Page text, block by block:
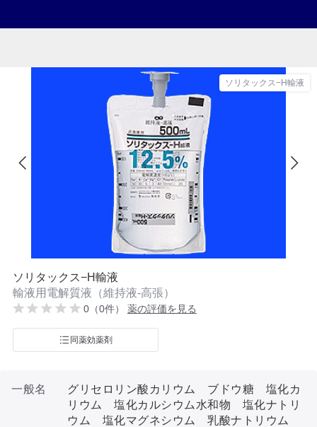
ソリタックス−H輸液
ソリタックス−H輸液
輸液用電解質液（維持液-高張）
0（0件） 薬の評価を見る
同薬効薬剤
一般名
グリセロリン酸カリウム ブドウ糖 塩化カ
リウム 塩化カルシウム水和物 塩化ナトリ
ウム 塩化マグネシウム 乳酸ナトリウム